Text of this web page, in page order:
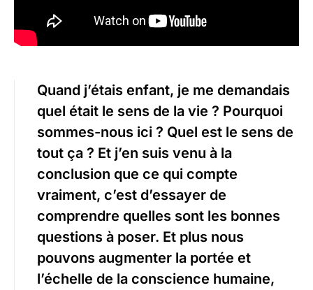
Quand j’étais enfant, je me demandais
quel était le sens de la vie ? Pourquoi
sommes-nous ici ? Quel est le sens de
tout ça ? Et j’en suis venu à la
conclusion que ce qui compte
vraiment, c’est d’essayer de
comprendre quelles sont les bonnes
questions à poser. Et plus nous
pouvons augmenter la portée et
l’échelle de la conscience humaine,